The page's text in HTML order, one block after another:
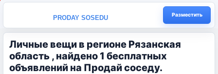
PRODAY SOSEDU Разместить
Личные вещи в регионе Рязанская
область , найдено 1 бесплатных
объявлений на Продай соседу.